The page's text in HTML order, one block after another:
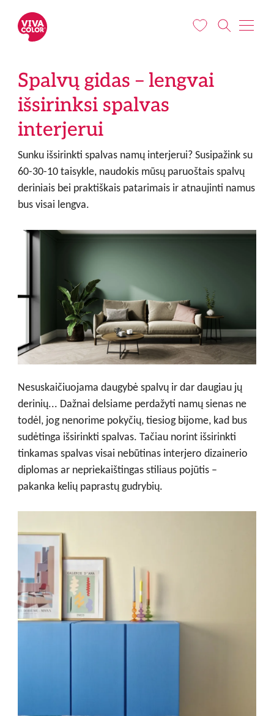
Spalvų gidas – lengvai
išsirinksi spalvas
interjerui
Sunku išsirinkti spalvas namų interjerui? Susipažink su
60-30-10 taisykle, naudokis mūsų paruoštais spalvų
deriniais bei praktiškais patarimais ir atnaujinti namus
bus visai lengva.
Nesuskaičiuojama daugybė spalvų ir dar daugiau jų
derinių... Dažnai delsiame perdažyti namų sienas ne
todėl, jog nenorime pokyčių, tiesiog bijome, kad bus
sudėtinga išsirinkti spalvas. Tačiau norint išsirinkti
tinkamas spalvas visai nebūtinas interjero dizainerio
diplomas ar nepriekaištingas stiliaus pojūtis –
pakanka kelių paprastų gudrybių.